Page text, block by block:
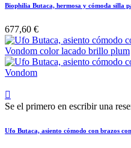
Biophilia Butaca, hermosa y cómoda silla
677,60 €

Se el primero en escribir una
Ufo Butaca, asiento cómodo con brazos